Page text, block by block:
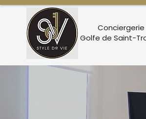
Conciergerie
Golfe de Saint-